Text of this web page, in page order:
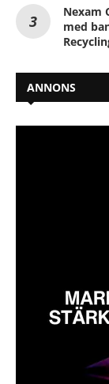
Nexam
med
ANNONS